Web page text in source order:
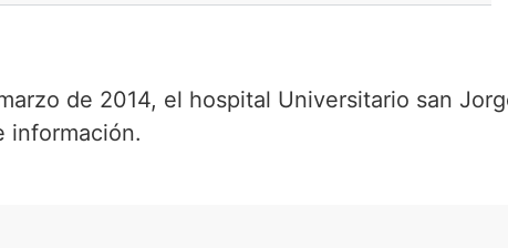
de 2014, el hospital Universitario san
información.